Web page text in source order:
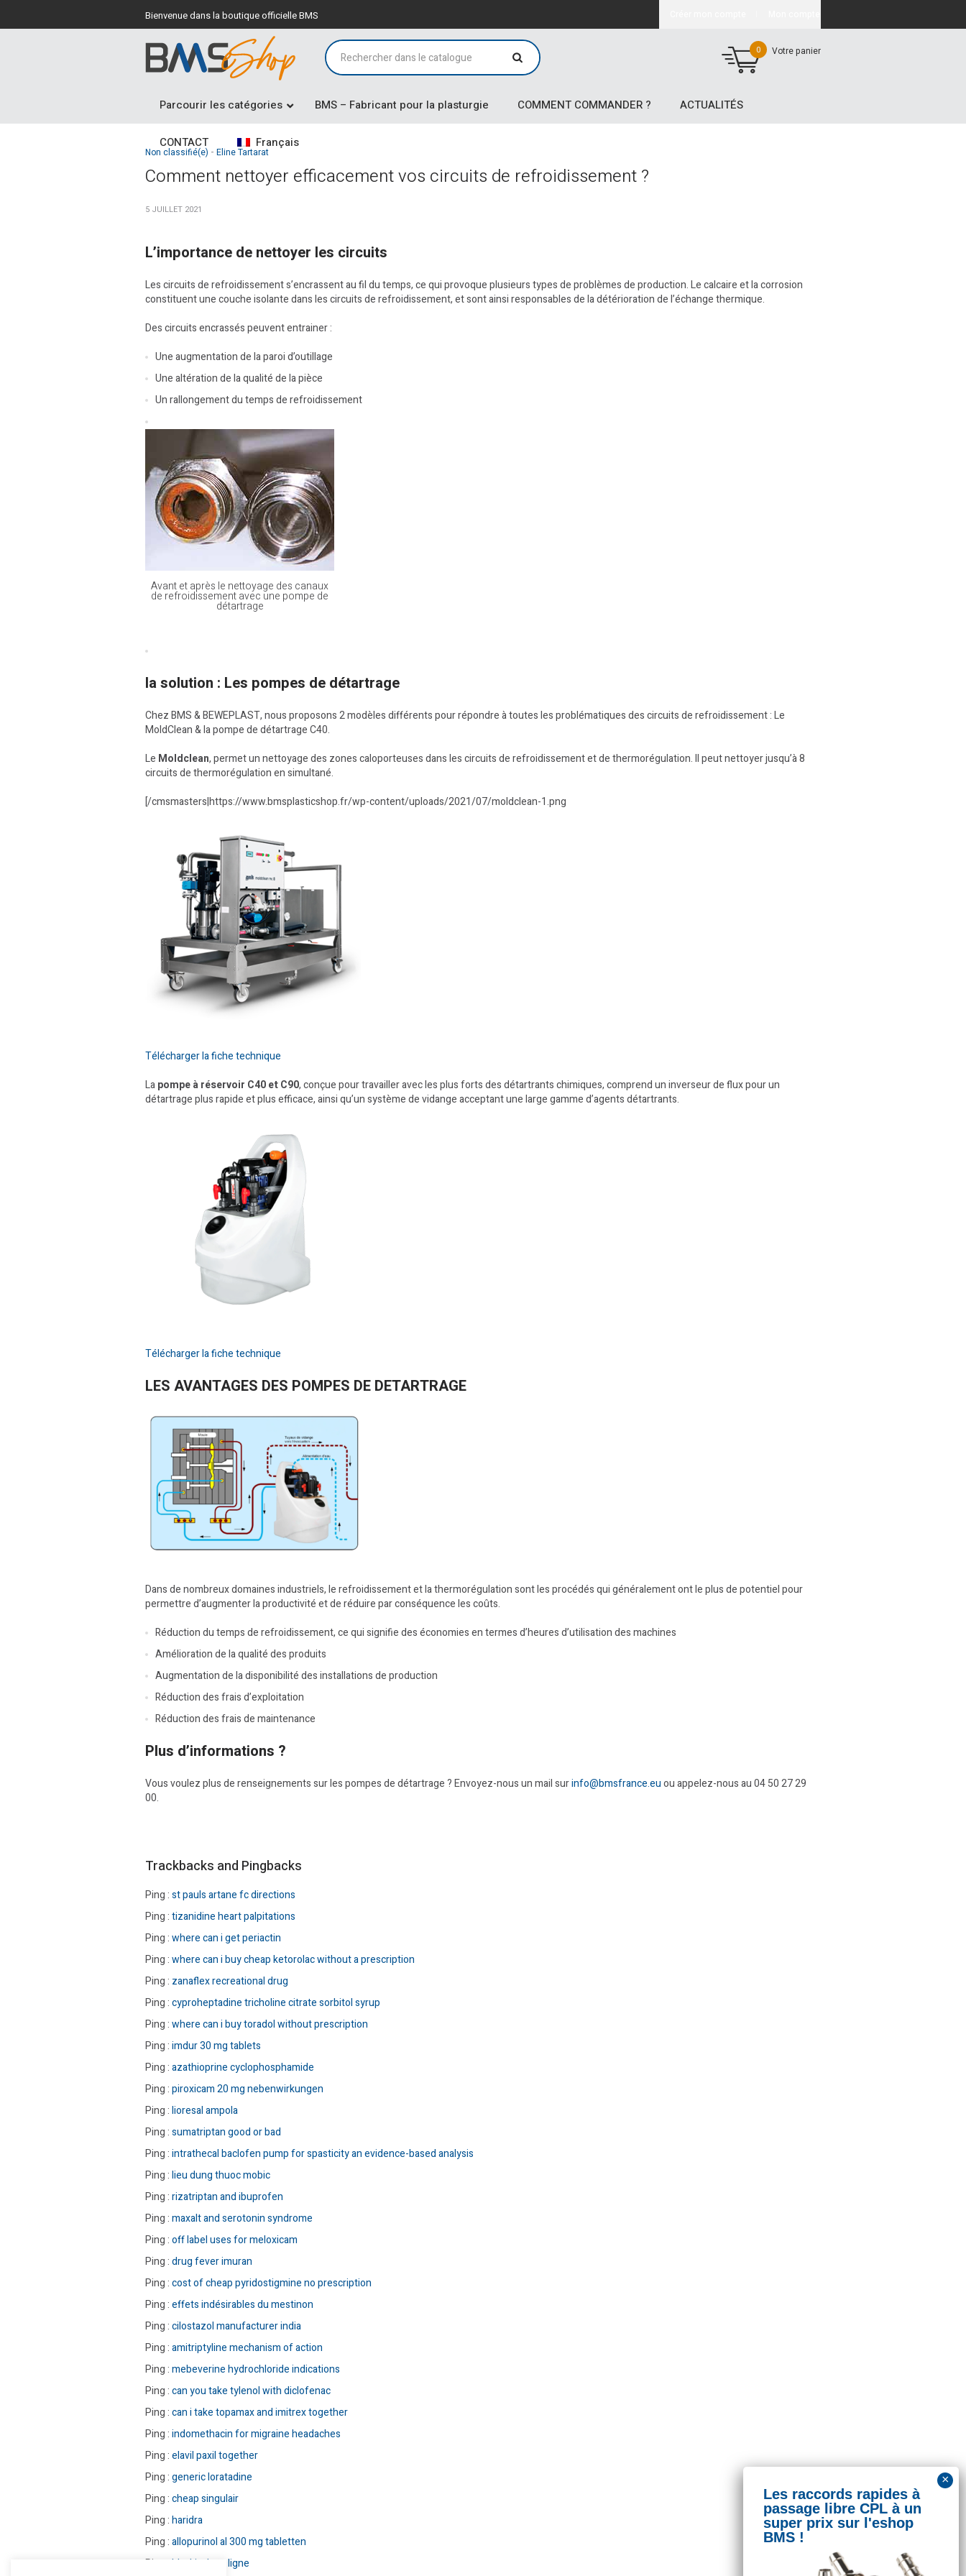
Bienvenue dans la boutique officielle BMS
0 Votre panier
Parcourir les catégories BMS – Fabricant pour la plasturgie COMMENT COMMANDER ? ACTUALITÉS
CONTACT Français
Non classifié(e) Eline Tartarat
Comment nettoyer efficacement vos circuits de refroidissement ?
5 JUILLET 2021
L’importance de nettoyer les circuits
Les circuits de refroidissement s’encrassent au fil du temps, ce qui provoque plusieurs types de problèmes de production. Le calcaire et la corrosion
constituent une couche isolante dans les circuits de refroidissement, et sont ainsi responsables de la détérioration de l’échange thermique.
Des circuits encrassés peuvent entrainer :
Une augmentation de la paroi d’outillage
Une altération de la qualité de la pièce
Un rallongement du temps de refroidissement
Avant et après le nettoyage des canaux
de refroidissement avec une pompe de
détartrage
la solution : Les pompes de détartrage
Chez BMS & BEWEPLAST, nous proposons 2 modèles différents pour répondre à toutes les problématiques des circuits de refroidissement : Le
MoldClean & la pompe de détartrage C40.
Le Moldclean, permet un nettoyage des zones caloporteuses dans les circuits de refroidissement et de thermorégulation. Il peut nettoyer jusqu’à 8
circuits de thermorégulation en simultané.
[/cmsmasters|https://www.bmsplasticshop.fr/wp-content/uploads/2021/07/moldclean-1.png
Télécharger la fiche technique
Lapompe à réservoir C40 et C90, conçue pour travailler avec les plus forts des détartrants chimiques, comprend un inverseur de flux pour un
détartrage plus rapide et plus efficace, ainsi qu’un système de vidange acceptant une large gamme d’agents détartrants.
Télécharger la fiche technique
LES AVANTAGES DES POMPES DE DETARTRAGE
Dans de nombreux domaines industriels, le refroidissement et la thermorégulation sont les procédés qui généralement ont le plus de potentiel pour
permettre d’augmenter la productivité et de réduire par conséquence les coûts.
Réduction du temps de refroidissement, ce qui signifie des économies en termes d’heures d’utilisation des machines
Amélioration de la qualité des produits
Augmentation de la disponibilité des installations de production
Réduction des frais d’exploitation
Réduction des frais de maintenance
Plus d’informations ?
Vous voulez plus de renseignements sur les pompes de détartrage ? Envoyez-nous un mail surinfo@bmsfrance.euou appelez-nous au 04 50 27 29
00.
Trackbacks and Pingbacks
Ping :st pauls artane fc directions
Ping :tizanidine heart palpitations
Ping :where can i get periactin
Ping :where can i buy cheap ketorolac without a prescription
Ping : zanaflex recreational drug
Ping :cyproheptadine tricholine citrate sorbitol syrup
Ping :where can i buy toradol without prescription
Ping :imdur 30 mg tablets
Ping :azathioprine cyclophosphamide
Ping :piroxicam 20 mg nebenwirkungen
Ping :lioresal ampola
Ping :sumatriptan good or bad
Ping :intrathecal baclofen pump for spasticity an evidence-based analysis
Ping :lieu dung thuoc mobic
Ping :rizatriptan and ibuprofen
Ping :maxalt and serotonin syndrome
Ping :off label uses for meloxicam
Ping :drug fever imuran
Ping :cost of cheap pyridostigmine no prescription
Ping :effets indésirables du mestinon
Ping :cilostazol manufacturer india
Ping :amitriptyline mechanism of action
Ping :mebeverine hydrochloride indications
Ping :can you take tylenol with diclofenac
Ping :can i take topamax and imitrex together
Ping :indomethacin for migraine headaches
Ping :elavil paxil together
Ping :generic loratadine
Ping :cheap singulair
Ping :haridra
Ping :allopurinol al 300 mg tabletten
Ping : blackjack en ligne